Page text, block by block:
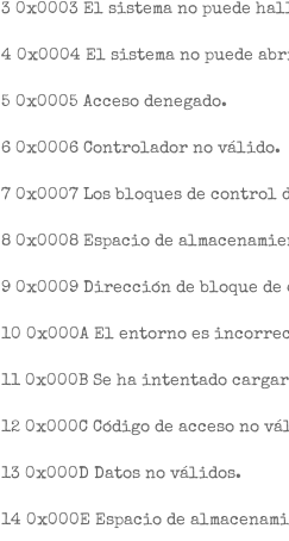
3 0x0003 El sistema no puede
4 0x0004 El sistema no puede
5 0x0005 Acceso denegado.
6 0x0006 Controlador no válido.
7 0x0007 Los bloques de control
8 0x0008 Espacio de
9 0x0009 Dirección de bloque
10 0x000A El entorno es
11 0x000B Se ha intentado
12 0x000C Código de acceso no
13 0x000D Datos no válidos.
14 0x000E Espacio de